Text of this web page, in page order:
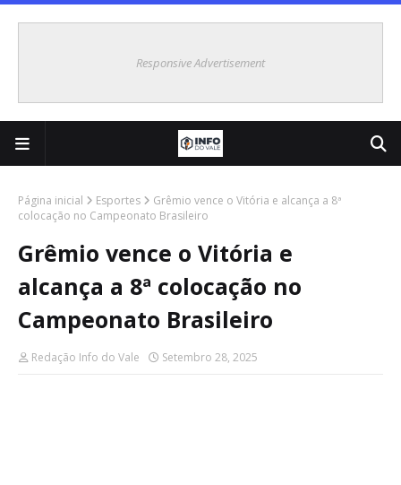
Responsive Advertisement
Página inicial Esportes
Grêmio vence o Vitória e alcança a 8ª
colocação no Campeonato Brasileiro
Grêmio vence o Vitória e
alcança a 8ª colocação no
Campeonato Brasileiro
Redação Info do Vale Setembro 28, 2025